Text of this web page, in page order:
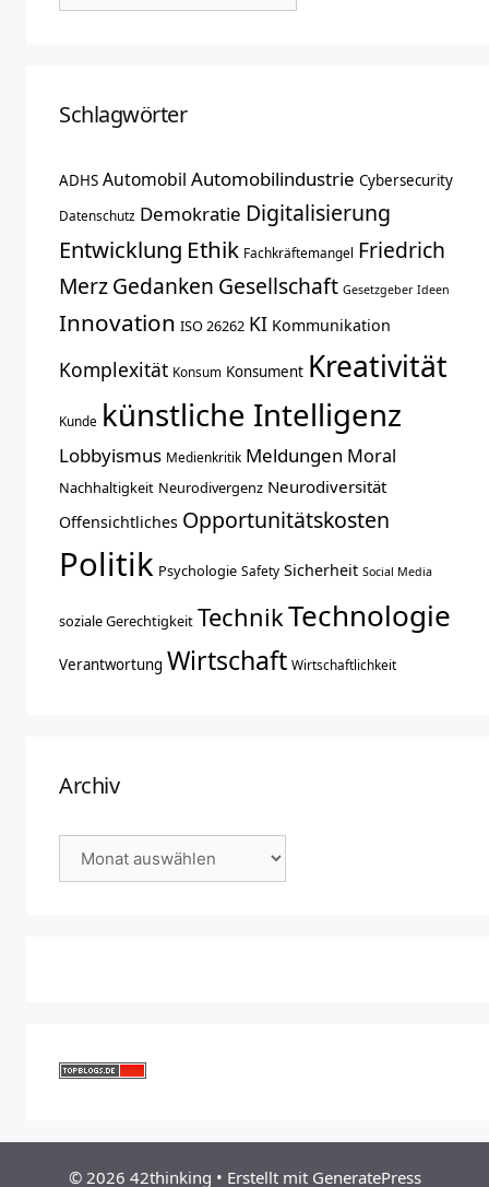
Schlagwörter
ADHS Automobil Automobilindustrie Cybersecurity
Datenschutz Demokratie Digitalisierung
Entwicklung Ethik Fachkräftemangel Friedrich
MerzGedanken Gesellschaft Gesetzgeber Ideen
Innovation ISO 26262 KI Kommunikation
Komplexität Konsum Konsument Kreativität
Kunde künstliche Intelligenz
Lobbyismus Medienkritik Meldungen Moral
Nachhaltigkeit Neurodivergenz Neurodiversität
Offensichtliches Opportunitätskosten
Politik Psychologie Safety Sicherheit Social Media
soziale Gerechtigkeit TechnikTechnologie
Verantwortung Wirtschaft Wirtschaftlichkeit
Archiv
Archiv
© 2026 42thinking • Erstellt mit GeneratePress